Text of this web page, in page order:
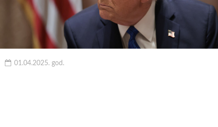
01.04.2025. god.